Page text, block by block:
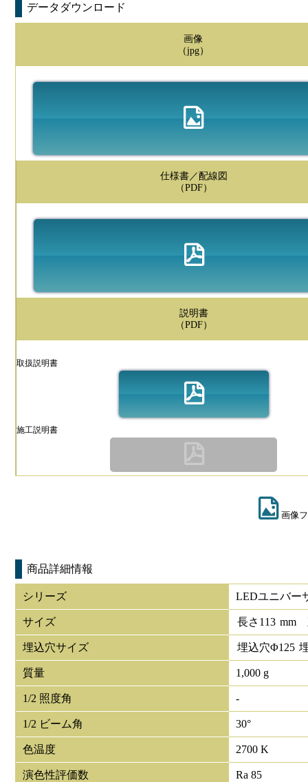
データダウンロード
画像
（jpg）
仕様書／配線図
（PDF）
説明書
（PDF）
取扱説明書
施工説明書
画像
商品詳細情報
シリーズ LEDユニバー
サイズ 長さ 113 mm
埋込穴サイズ 埋込穴Φ125
質量 1,000 g
1/2 照度角 -
1/2 ビーム角 30°
色温度 2700 K
演色性評価数 Ra 85